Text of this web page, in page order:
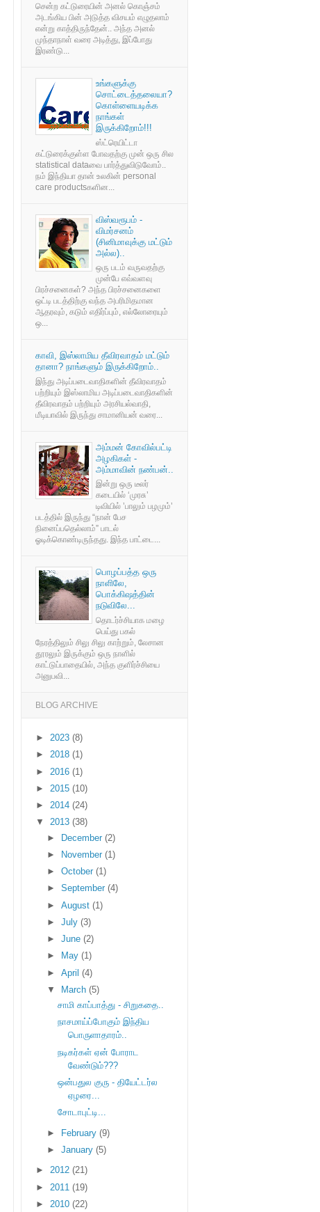
சென்ற கட்டுரையின் அனல் கொஞ்சம்
அடங்கிய பின் அடுத்த விசயம் எழுதலாம்
என்று காத்திருந்தேன்.. அந்த அனல்
முந்தாநாள் வரை அடித்து, இப்போது
இரண்டு...
உங்களுக்கு
சொட்டைத்தலையா?
கொள்ளையடிக்க
நாங்கள்
இருக்கிறோம்!!!
ஸ்ட்ரெயிட்டா
கட்டுரைக்குள்ள போவதற்கு முன் ஒரு சில
statistical dataவை பார்த்துவிடுவோம்..
நம் இந்தியா தான் உலகின் personal
care productsகளின...
விஸ்வரூபம் -
விமர்சனம்
(சினிமாவுக்கு மட்டும்
அல்ல)..
ஒரு படம் வருவதற்கு
முன்பே எவ்வளவு
பிரச்சனைகள்? அந்த பிரச்சனைகளை
ஒட்டி படத்திற்கு வந்த அபரிமிதமான
ஆதரவும், கடும் எதிர்ப்பும், எல்லோரையும்
ஒ...
காவி, இஸ்லாமிய தீவிரவாதம் மட்டும்
தானா? நாங்களும் இருக்கிறோம்..
இந்து அடிப்படைவாதிகளின் தீவிரவாதம்
பற்றியும் இஸ்லாமிய அடிப்படைவாதிகளின்
தீவிரவாதம் பற்றியும் அரசியல்வாதி,
மீடியாவில் இருந்து சாமானியன் வரை...
அம்மன் கோவில்பட்டி
அழகிகள் -
அம்மாவின் நண்பன்..
இன்று ஒரு டீலர்
கடையில் ‘முரசு’
டிவியில் ’பாலும் பழமும்’
படத்தில் இருந்து “நான் பேச
நினைப்பதெல்லாம்” பாடல்
ஓடிக்கொண்டிருந்தது. இந்த பாட்டை...
பொழப்பத்த ஒரு
நாளிலே,
பொக்கிஷத்தின்
நடுவிலே...
தொடர்ச்சியாக மழை
பெய்து பகல்
நேரத்திலும் சிலு சிலு காற்றும், லேசான
தூரலும் இருக்கும் ஒரு நாளில்
காட்டுப்பாதையில், அந்த குளிர்ச்சியை
அனுபவி...
BLOG ARCHIVE
► 2023 (8)
► 2018 (1)
► 2016 (1)
► 2015 (10)
► 2014 (24)
▼ 2013 (38)
► December (2)
►
November (1)
► October (1)
► September (4)
► August (1)
► July (3)
► June (2)
►
May (1)
► April (4)
▼
March (5)
சாமி காப்பாத்து - சிறுகதை..
நாசமாய்ப்போகும் இந்திய
பொருளாதாரம்..
நடிகர்கள் ஏன் போராட
வேண்டும்???
ஒன்பதுல குரு - தியேட்டர்ல
ஏழரை...
சோடாபுட்டி...
► February (9)
► January (5)
► 2012 (21)
► 2011 (19)
► 2010 (22)